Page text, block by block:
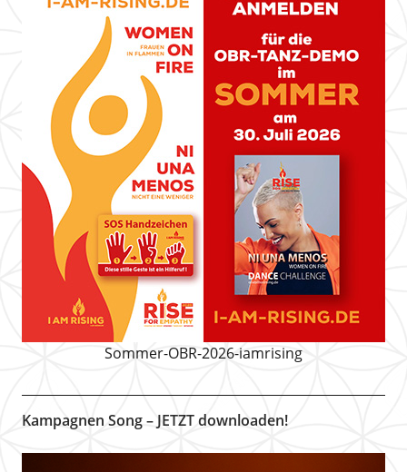
Sommer-OBR-2026-iamrising
Kampagnen Song – JETZT downloaden!